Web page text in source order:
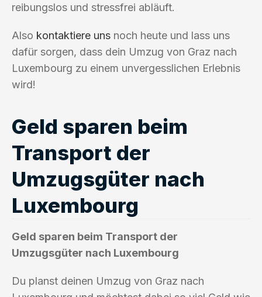
reibungslos und stressfrei abläuft.
Also kontaktiere uns noch heute und lass uns
dafür sorgen, dass dein Umzug von Graz nach
Luxembourg zu einem unvergesslichen Erlebnis
wird!
Geld sparen beim
Transport der
Umzugsgüter nach
Luxembourg
Geld sparen beim Transport der
Umzugsgüter nach Luxembourg
Du planst deinen Umzug von Graz nach